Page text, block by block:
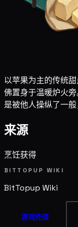
以苹果为主的传统
佛置身于温暖炉火
是被他人操纵了一
来源
烹饪获得
BITTOPUP WIKI
BitTopup Wiki
游戏充值